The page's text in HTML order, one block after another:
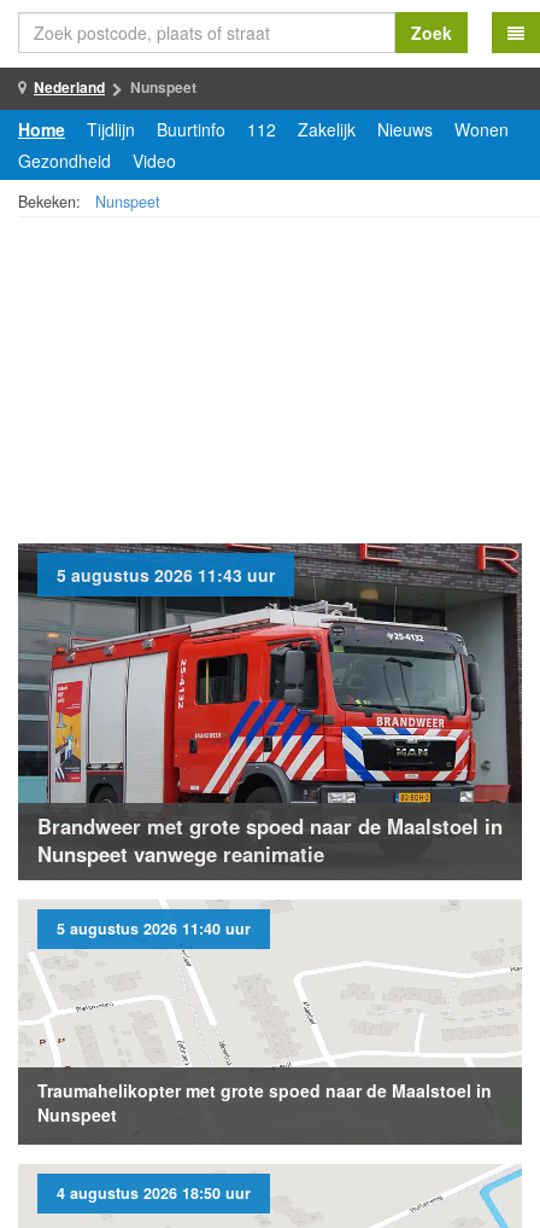
Zoek
Nederland Nunspeet
Home Tijdlijn Buurtinfo 112 Zakelijk Nieuws
Wonen
Gezondheid
Video
Bekeken: Nunspeet
5 augustus 2026 11:43 uur
Brandweer met grote spoed naar de Maalstoel in
Nunspeet vanwege reanimatie
5 augustus 2026 11:40 uur
Traumahelikopter met grote spoed naar de Maalstoel in
Nunspeet
4 augustus 2026 18:50 uur